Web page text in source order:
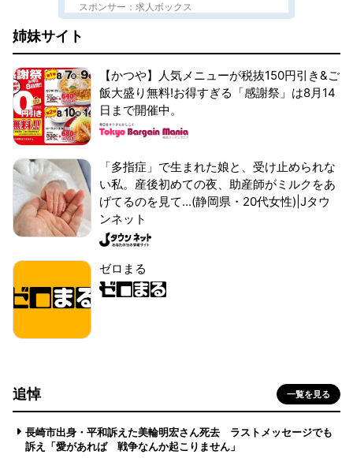
スポンサー：求人ボックス
姉妹サイト
【かつや】人気メニューが税抜150円引き&ご
飯大盛り無料!お得すぎる「感謝祭」は8月14
日まで開催中。
「多指症」で生まれた娘と、受け止められな
い私。産後初めての夜、助産師がミルクをあ
げてるのを見て...(静岡県・20代女性)|Jタウ
ンネット
ゼロまる
追悼 一覧を見る
長崎市出身・平和訴えた美輪明宏さん死去 ラストメッセージでも
訴え「愛があれば 戦争なんか起こりません」